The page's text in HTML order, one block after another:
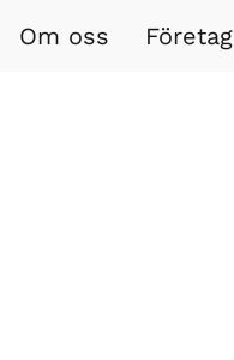
Om oss Företag